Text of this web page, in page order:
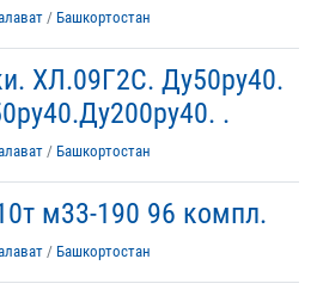
/ Башкортостан
ХЛ.09Г2С. Ду50ру40.
.
/ Башкортостан
м33-190 96 компл.
/ Башкортостан